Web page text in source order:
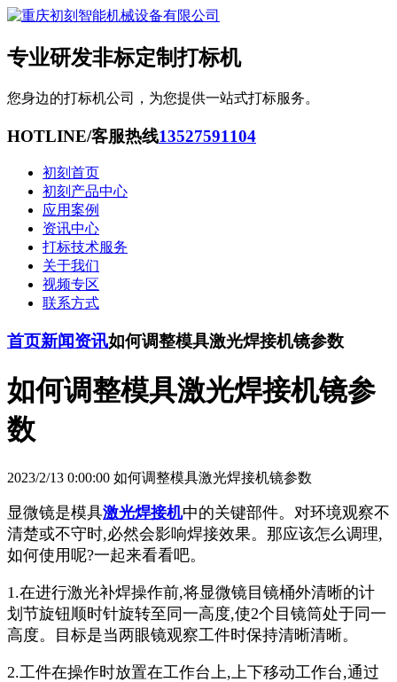
专业研发非标定制打标机
您身边的打标机公司，为您提供一站式打标服务。
HOTLINE/客服热线13527591104
初刻首页
初刻产品中心
应用案例
资讯中心
打标技术服务
关于我们
视频专区
联系方式
首页新闻资讯如何调整模具激光焊接机镜参数
如何调整模具激光焊接机镜参
数
2023/2/13 0:00:00 如何调整模具激光焊接机镜参数
显微镜是模具激光焊接机中的关键部件。对环境观察不
清楚或不守时,必然会影响焊接效果。那应该怎么调理,
如何使用呢?一起来看看吧。
1.在进行激光补焊操作前,将显微镜目镜桶外清晰的计
划节旋钮顺时针旋转至同一高度,使2个目镜筒处于同一
高度。目标是当两眼镜观察工件时保持清晰清晰。
2.工件在操作时放置在工作台上,上下移动工作台,通过